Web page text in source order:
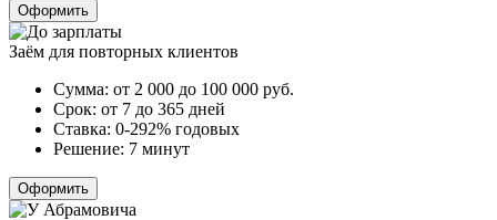
Оформить
Заём для повторных клиентов
Сумма: от 2 000 до 100 000 руб.
Срок: от 7 до 365 дней
Ставка: 0-292% годовых
Решение: 7 минут
Оформить